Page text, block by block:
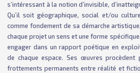
s’intéressant à la notion d’invisible,
Qu’il soit géographique, social et/ou
comme fondement de sa démarche
chaque projet un sens et une forme
engager dans un rapport poétique en
de chaque espace. Ses œuvres procèdent
frottements permanents entre réalité et